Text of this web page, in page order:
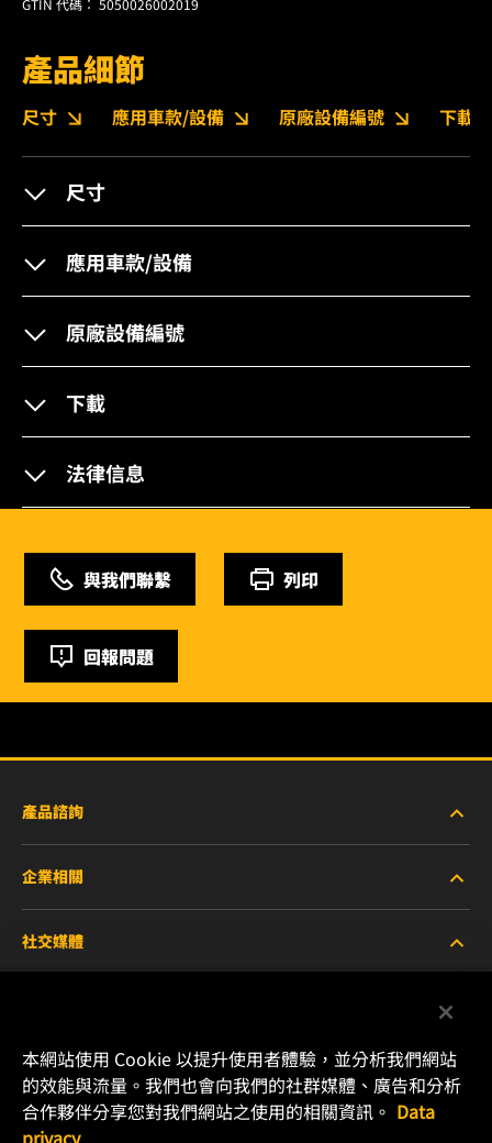
GTIN 代碼： 5050026002019
產品細節
尺寸 應用車款/設備 原廠設備編號 下載
尺寸
應用車款/設備
原廠設備編號
下載
法律信息
與我們聯繫 列印
回報問題
產品諮詢
重型設備車輛
小客車與商用車
賽車產品
企業相關
關於WIX
聯絡我們
職涯發展
社交媒體
Instagram
本網站使用 Cookie 以提升使用者體驗，並分析我們網站
的效能與流量。我們也會向我們的社群媒體、廣告和分析
合作夥伴分享您對我們網站之使用的相關資訊。 Data
privacy